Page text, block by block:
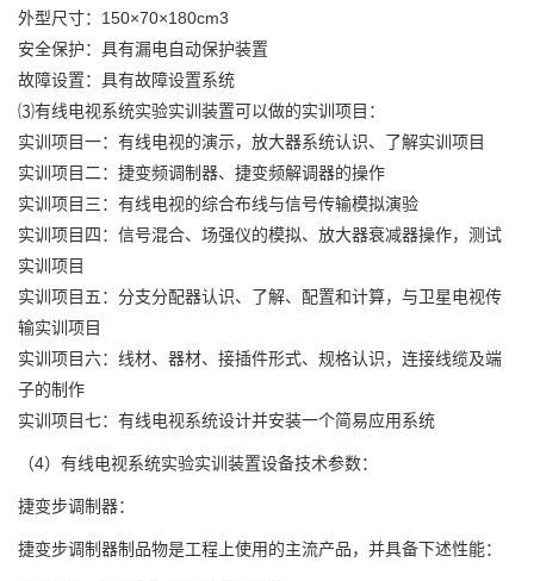
外型尺寸：150×70×180cm3
安全保护：具有漏电自动保护装置
故障设置：具有故障设置系统
⑶有线电视系统实验实训装置可以做的实训项目：
实训项目一：有线电视的演示，放大器系统认识、了解实训项目
实训项目二：捷变频调制器、捷变频解调器的操作
实训项目三：有线电视的综合布线与信号传输模拟演验
实训项目四：信号混合、场强仪的模拟、放大器衰减器操作，测试
实训项目
实训项目五：分支分配器认识、了解、配置和计算，与卫星电视传
输实训项目
实训项目六：线材、器材、接插件形式、规格认识，连接线缆及端
子的制作
实训项目七：有线电视系统设计并安装一个简易应用系统
（4）有线电视系统实验实训装置设备技术参数：
捷变步调制器：
捷变步调制器制品物是工程上使用的主流产品，并具备下述性能：